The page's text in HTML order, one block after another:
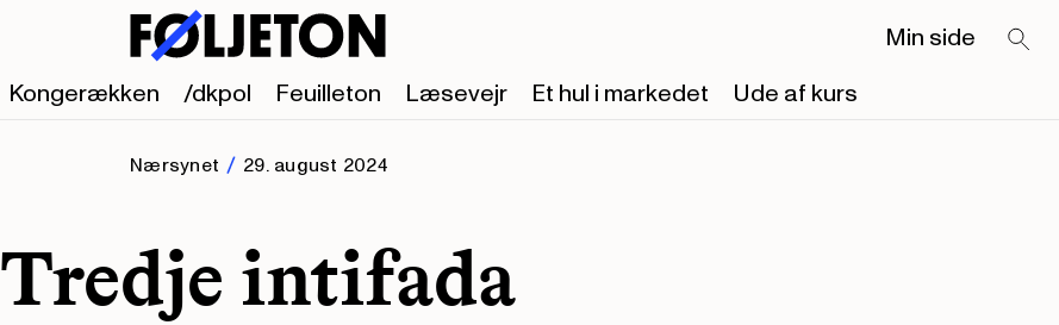
Kongerækken /dkpol Feuilleton Læsevejr Et hul i markedet Ude af kurs
Min side
Nærsynet 29. august 2024
Tredje intifada